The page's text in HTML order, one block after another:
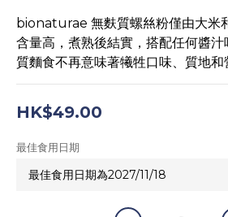
bionaturae 無麩質螺𢇁粉僅由大米
含量高，煮熟後結實，搭配任何醬
質麵食不再意味著犧牲口味、質地和
HK$49.00
最佳食用日期